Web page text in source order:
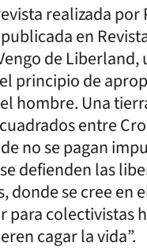
realizada por
en
de Liberland,
principio de
hombre. Una
entre
no se pagan
defienden las
donde se cree en
para colectivistas
cagar la vida”.